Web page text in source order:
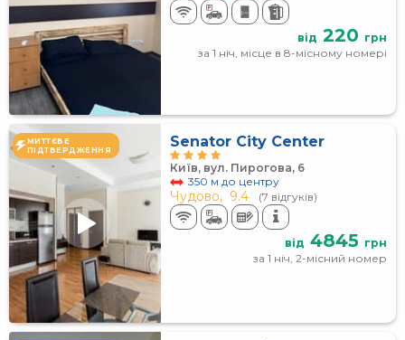
від 220 грн
за 1 ніч, місце в 8-місному номері
МИТТЄВЕ
ПІДТВЕРДЖЕННЯ
Senator City Center
Київ, вул. Пирогова, 6
350 м до центру
Чудово, 9.4 (7 відгуків)
від 4845 грн
за 1 ніч, 2-місний номер